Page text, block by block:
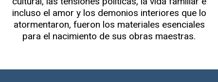
incluso el amor y los demonios interiores que lo
atormentaron, fueron los materiales esenciales
para el nacimiento de sus obras maestras.